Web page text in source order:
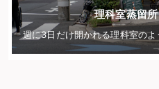
理科室蒸留所